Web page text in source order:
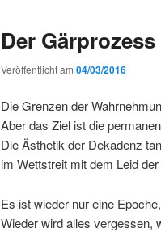
Der
Veröffentlicht am 04/03/2016
Die Grenzen der
Aber das Ziel ist die
Die Ästhetik der Dekadenz
im Wettstreit mit dem Leid
Es ist wieder nur eine
Wieder wird alles vergessen,